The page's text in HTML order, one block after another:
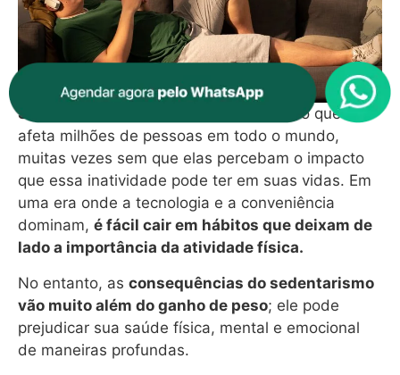
Sedentarismo
é um problema silencioso que
afeta milhões de pessoas em todo o mundo,
muitas vezes sem que elas percebam o impacto
que essa inatividade pode ter em suas vidas. Em
uma era onde a tecnologia e a conveniência
dominam, é fácil cair em hábitos que deixam de
lado a importância da atividade física.
No entanto, as consequências do sedentarismo
vão muito além do ganho de peso; ele pode
prejudicar sua saúde física, mental e emocional
de maneiras profundas.